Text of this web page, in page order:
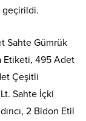
geçirildi.
Sahte Gümrük
Etiketi, 495 Adet
Çeşitli
Sahte İçki
2 Bidon Etil